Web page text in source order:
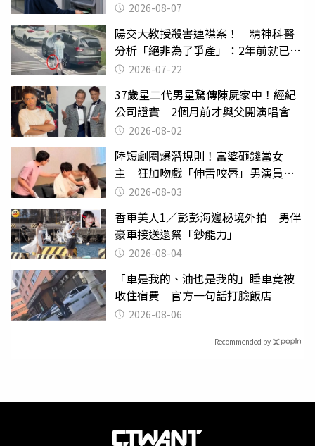
2026-08-07
陽交大教授殺害連襟案！ 精神科醫
分析「絕非為了爭產」：2年前就已言
行詭異
2026-07-22
37歲星二代男星驚傳陳屍家中！經紀
公司證實 2個月前才與父開演唱會
2026-08-02
陸短劇圈爆潛規則！富婆砸錢當女
主 狂加吻戲「伸舌咬唇」男演員崩
潰 2026-08-03
香車美人1／彭彭海邊秘境外拍 男伴
豪車接送還祭「鈔能力」
2026-08-04
「車是我的、油也是我的」睡車竟被
收住宿費 官方一句話打臉飯店
2026-08-06
Recommended by